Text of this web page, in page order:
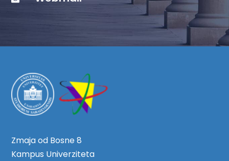
Zmaja od Bosne 8
Kampus Univerziteta